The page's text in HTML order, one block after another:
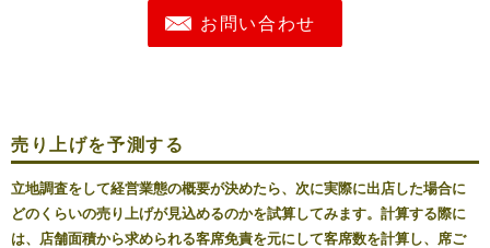
お問い合わせ
売り上げを予測する
立地調査をして経営業態の概要が決めたら、次に実際に出店した場合に
どのくらいの売り上げが見込めるのかを試算してみます。計算する際に
は、店舗面積から求められる客席免責を元にして客席数を計算し、席ご